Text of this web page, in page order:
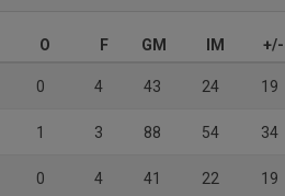
O F GM IM +/-
0 4 43 24 19
1 3 88 54 34
0 4 41 22 19